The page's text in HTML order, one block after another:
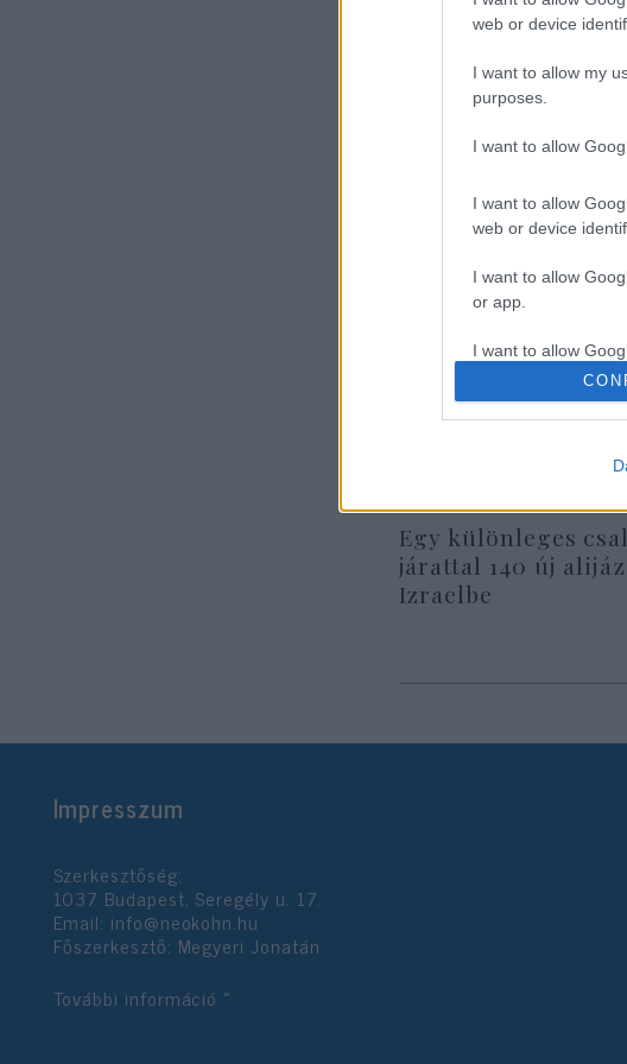
web or device
I want to allow my
purposes.
I want to allow
I want to allow
web or device
I want to allow
or app.
I want to allow
I want to allow
Egy különleges
járattal 140 új
Izraelbe
Impresszum
Szerkesztőség:
1037 Budapest, Seregély u. 17.
Email: info@neokohn.hu
Főszerkesztő: Megyeri Jonatán
További információ »